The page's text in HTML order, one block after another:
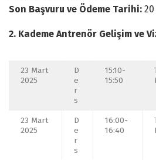
Son Başvuru ve Ödeme Tarihi:
2. Kademe Antrenör Gelişim ve
23 Mart
2025
D
e
r
s
15:10-
15:50
23 Mart
2025
D
e
r
s
16:00-
16:40